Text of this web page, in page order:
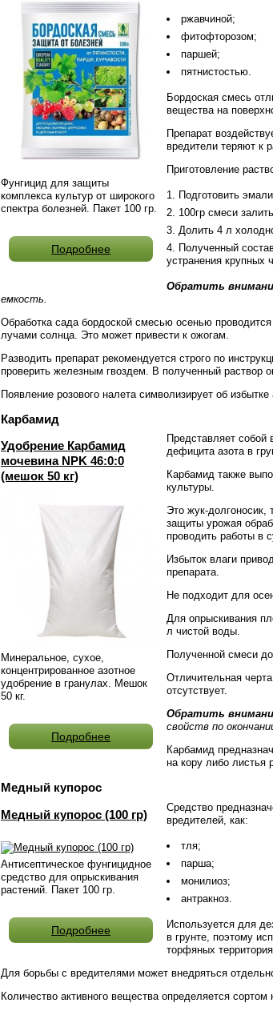
Фунгицид для защиты
комплекса культур от широкого
спектра болезней. Пакет 100 гр.
Подробнее
ржавчиной;
фитофторозом;
паршей;
пятнистостью.
Бордоская смесь
вещества на
Препарат
вредители теряют к
Приготовление
Подготовить
100гр смеси
Долить 4 л
Полученный
устранения крупных
Обратить
емкость.
Обработка сада бордоской смесью осенью
лучами солнца. Это может привести к ожогам.
Разводить препарат рекомендуется строго по
проверить железным гвоздем. В полученный раствор
Появление розового налета символизирует об
Карбамид
Удобрение Карбамид
мочевина NPK 46:0:0
(мешок 50 кг)
Минеральное, сухое,
концентрированное азотное
удобрение в гранулах. Мешок
50 кг.
Подробнее
Представляет собой
дефицита азота в
Карбамид также
культуры.
Это жук-
защиты урожая
проводить работы в
Избыток влаги
препарата.
Не подходит для
Для опрыскивания
л чистой воды.
Полученной смеси
Отличительная
отсутствует.
Обратить
свойств по
Карбамид
на кору либо листья
Медный купорос
Медный купорос (100 гр)
Антисептическое фунгицидное
средство для опрыскивания
растений. Пакет 100 гр.
Подробнее
Средство
вредителей, как:
тля;
парша;
монилиоз;
антракноз.
Используется для
в грунте, поэтому
торфяных
Для борьбы с вредителями может внедряться
Количество активного вещества определяется сортом